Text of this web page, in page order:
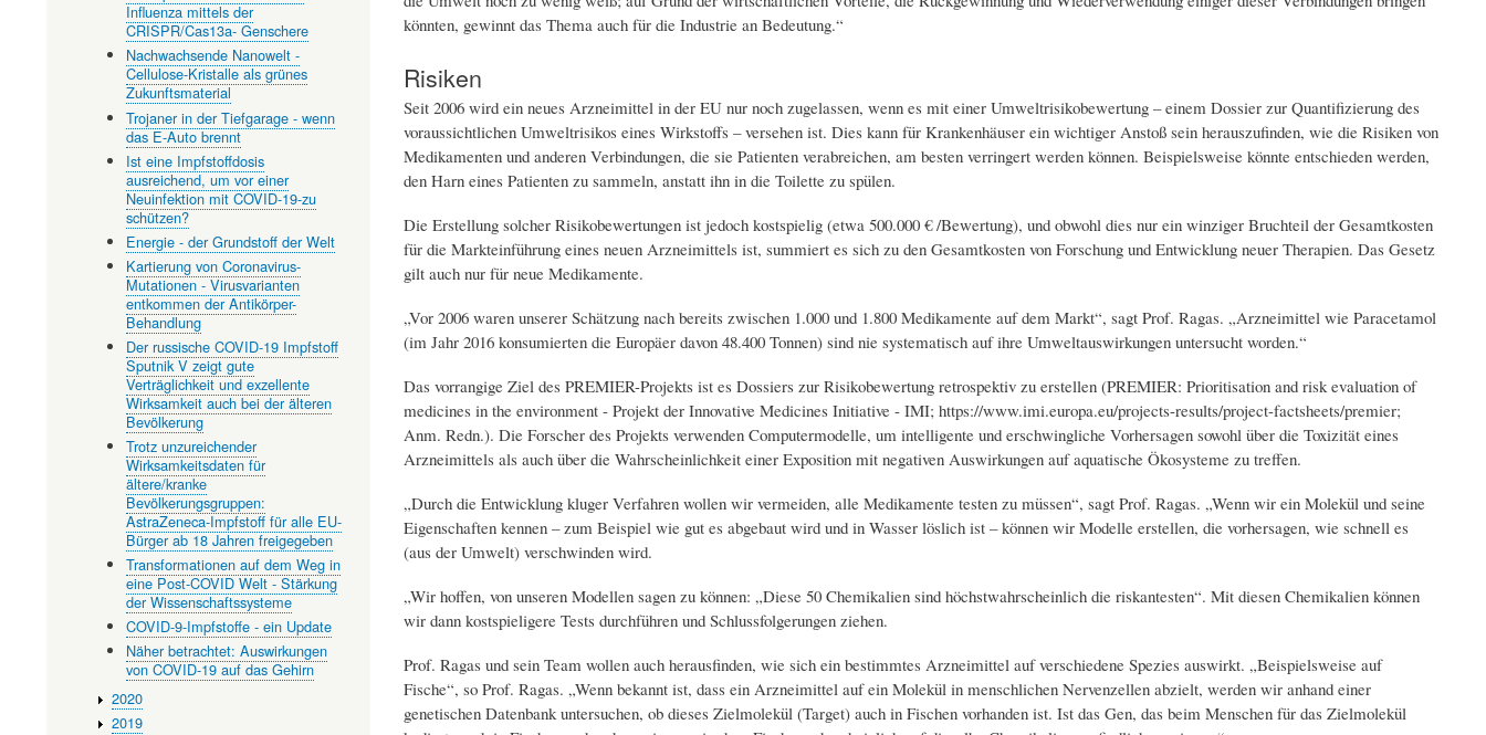
könnten, gewinnt das Thema auch für die Industrie an Bedeutung.“
Risiken
Seit 2006 wird ein neues Arzneimittel in der EU nur noch zugelassen, wenn es mit einer Umweltrisikobewertung – einem Dossier zur Quantifizierung des
voraussichtlichen Umweltrisikos eines Wirkstoffs – versehen ist. Dies kann für Krankenhäuser ein wichtiger Anstoß sein herauszufinden, wie die Risiken von
Medikamenten und anderen Verbindungen, die sie Patienten verabreichen, am besten verringert werden können. Beispielsweise könnte entschieden werden,
den Harn eines Patienten zu sammeln, anstatt ihn in die Toilette zu spülen.
Die Erstellung solcher Risikobewertungen ist jedoch kostspielig (etwa 500.000 € /Bewertung), und obwohl dies nur ein winziger Bruchteil der Gesamtkosten
für die Markteinführung eines neuen Arzneimittels ist, summiert es sich zu den Gesamtkosten von Forschung und Entwicklung neuer Therapien. Das Gesetz
gilt auch nur für neue Medikamente.
„Vor 2006 waren unserer Schätzung nach bereits zwischen 1.000 und 1.800 Medikamente auf dem Markt“, sagt Prof. Ragas. „Arzneimittel wie Paracetamol
(im Jahr 2016 konsumierten die Europäer davon 48.400 Tonnen) sind nie systematisch auf ihre Umweltauswirkungen untersucht worden.“
Das vorrangige Ziel des PREMIER-Projekts ist es Dossiers zur Risikobewertung retrospektiv zu erstellen (PREMIER: Prioritisation and risk evaluation of
medicines in the environment - Projekt der Innovative Medicines Initiative - IMI; https://www.imi.europa.eu/projects-results/project-factsheets/premier;
Anm. Redn.). Die Forscher des Projekts verwenden Computermodelle, um intelligente und erschwingliche Vorhersagen sowohl über die Toxizität eines
Arzneimittels als auch über die Wahrscheinlichkeit einer Exposition mit negativen Auswirkungen auf aquatische Ökosysteme zu treffen.
„Durch die Entwicklung kluger Verfahren wollen wir vermeiden, alle Medikamente testen zu müssen“, sagt Prof. Ragas. „Wenn wir ein Molekül und seine
Eigenschaften kennen – zum Beispiel wie gut es abgebaut wird und in Wasser löslich ist – können wir Modelle erstellen, die vorhersagen, wie schnell es
(aus der Umwelt) verschwinden wird.
„Wir hoffen, von unseren Modellen sagen zu können: „Diese 50 Chemikalien sind höchstwahrscheinlich die riskantesten“. Mit diesen Chemikalien können
wir dann kostspieligere Tests durchführen und Schlussfolgerungen ziehen.
Prof. Ragas und sein Team wollen auch herausfinden, wie sich ein bestimmtes Arzneimittel auf verschiedene Spezies auswirkt. „Beispielsweise auf
Fische“, so Prof. Ragas. „Wenn bekannt ist, dass ein Arzneimittel auf ein Molekül in menschlichen Nervenzellen abzielt, werden wir anhand einer
genetischen Datenbank untersuchen, ob dieses Zielmolekül (Target) auch in Fischen vorhanden ist. Ist das Gen, das beim Menschen für das Zielmolekül
Influenza mittels der
CRISPR/Cas13a- Genschere
Nachwachsende Nanowelt -
Cellulose-Kristalle als grünes
Zukunftsmaterial
Trojaner in der Tiefgarage - wenn
das E-Auto brennt
Ist eine Impfstoffdosis
ausreichend, um vor einer
Neuinfektion mit COVID-19-zu
schützen?
Energie - der Grundstoff der Welt
Kartierung von Coronavirus-
Mutationen - Virusvarianten
entkommen der Antikörper-
Behandlung
Der russische COVID-19 Impfstoff
Sputnik V zeigt gute
Verträglichkeit und exzellente
Wirksamkeit auch bei der älteren
Bevölkerung
Trotz unzureichender
Wirksamkeitsdaten für
ältere/kranke
Bevölkerungsgruppen:
AstraZeneca-Impfstoff für alle EU-
Bürger ab 18 Jahren freigegeben
Transformationen auf dem Weg in
eine Post-COVID Welt - Stärkung
der Wissenschaftssysteme
COVID-9-Impfstoffe - ein Update
Näher betrachtet: Auswirkungen
von COVID-19 auf das Gehirn
2020
2019